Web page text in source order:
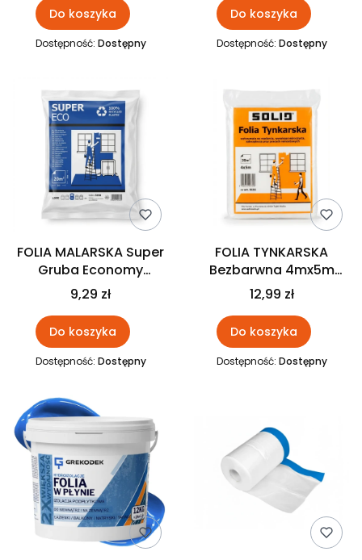
Do koszyka
Dostępność: Dostępny
Do koszyka
Dostępność: Dostępny
FOLIA MALARSKA Super
Gruba Economy
4mx5m SOLID
9,29 zł
Do koszyka
Dostępność: Dostępny
FOLIA TYNKARSKA
Bezbarwna 4mx5m
SOLID
12,99 zł
Do koszyka
Dostępność: Dostępny